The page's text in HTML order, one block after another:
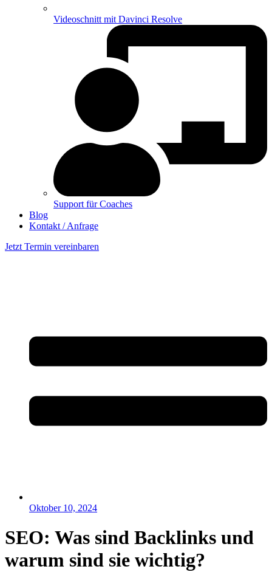
Videoschnitt mit Davinci Resolve
Support für Coaches
Blog
Kontakt / Anfrage
Jetzt Termin vereinbaren
Oktober 10, 2024
SEO: Was sind Backlinks und
warum sind sie wichtig?